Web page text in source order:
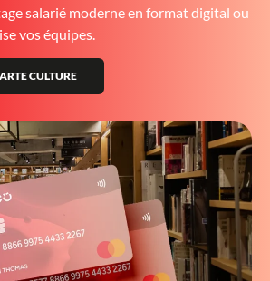
salarié moderne en format digital ou
vos équipes.
CULTURE